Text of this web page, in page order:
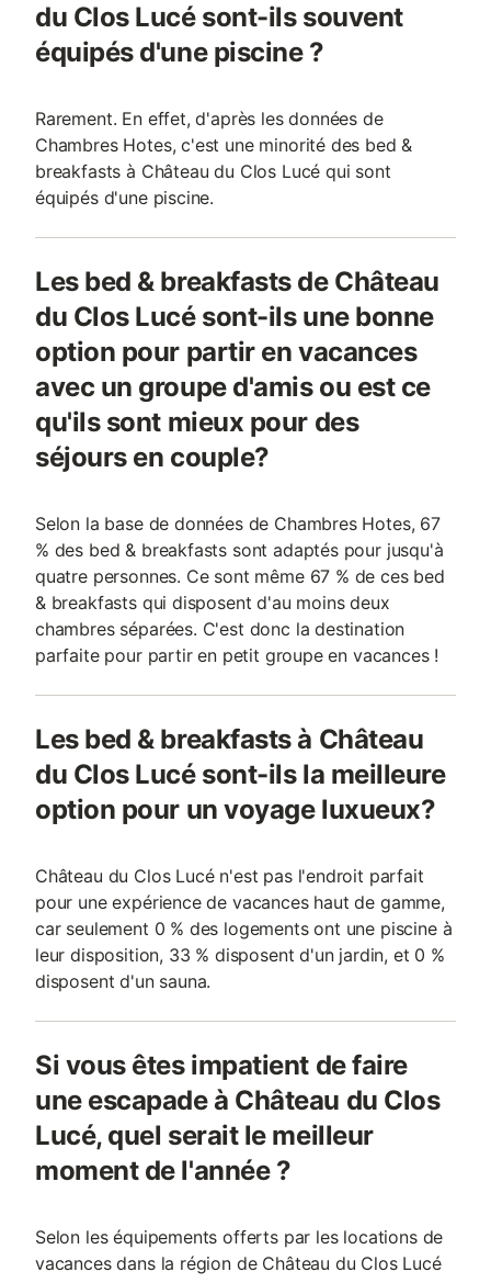
du Clos Lucé sont-ils souvent
équipés d'une piscine ?
Rarement. En effet, d'après les données de
Chambres Hotes, c'est une minorité des bed &
breakfasts à Château du Clos Lucé qui sont
équipés d'une piscine.
Les bed & breakfasts de Château
du Clos Lucé sont-ils une bonne
option pour partir en vacances
avec un groupe d'amis ou est ce
qu'ils sont mieux pour des
séjours en couple?
Selon la base de données de Chambres Hotes, 67
% des bed & breakfasts sont adaptés pour jusqu'à
quatre personnes. Ce sont même 67 % de ces bed
& breakfasts qui disposent d'au moins deux
chambres séparées. C'est donc la destination
parfaite pour partir en petit groupe en vacances !
Les bed & breakfasts à Château
du Clos Lucé sont-ils la meilleure
option pour un voyage luxueux?
Château du Clos Lucé n'est pas l'endroit parfait
pour une expérience de vacances haut de gamme,
car seulement 0 % des logements ont une piscine à
leur disposition, 33 % disposent d'un jardin, et 0 %
disposent d'un sauna.
Si vous êtes impatient de faire
une escapade à Château du Clos
Lucé, quel serait le meilleur
moment de l'année ?
Selon les équipements offerts par les locations de
vacances dans la région de Château du Clos Lucé